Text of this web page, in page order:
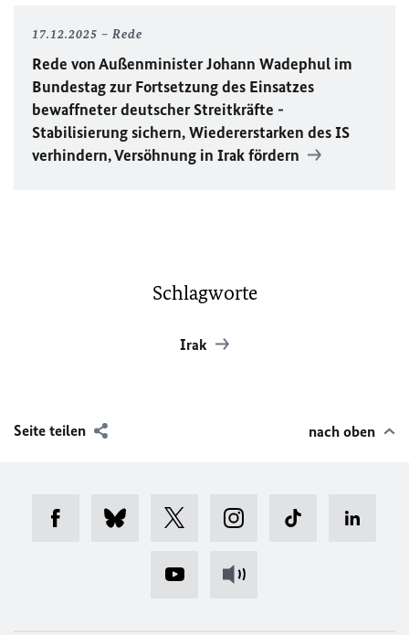
17.12.2025 Rede
Rede von Außenminister Johann Wadephul im
Bundestag zur Fortsetzung des Einsatzes
bewaffneter deutscher Streitkräfte -
Stabilisierung sichern, Wiedererstarken desIS
verhindern, Versöhnung in Irak fördern
Schlagworte
Irak
Seite teilen nach oben